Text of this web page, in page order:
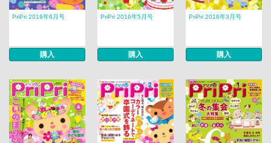
PriPri 2016年6月号
購入
PriPri 2016年5月号
購入
PriPri 2016年3月号
購入